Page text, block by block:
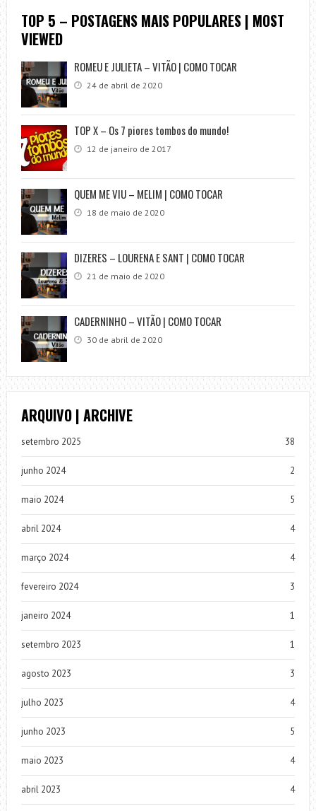
TOP 5 – POSTAGENS MAIS POPULARES | MOST
VIEWED
ROMEU E JULIETA – VITÃO | COMO TOCAR
24 de abril de 2020
TOP X – Os 7 piores tombos do mundo!
12 de janeiro de 2017
QUEM ME VIU – MELIM | COMO TOCAR
18 de maio de 2020
DIZERES – LOURENA E SANT | COMO TOCAR
21 de maio de 2020
CADERNINHO – VITÃO | COMO TOCAR
30 de abril de 2020
ARQUIVO | ARCHIVE
setembro 2025 38
junho 2024 2
maio 2024 5
abril 2024 4
março 2024 4
fevereiro 2024 3
janeiro 2024 1
setembro 2023 1
agosto 2023 3
julho 2023 4
junho 2023 5
maio 2023 4
abril 2023 4